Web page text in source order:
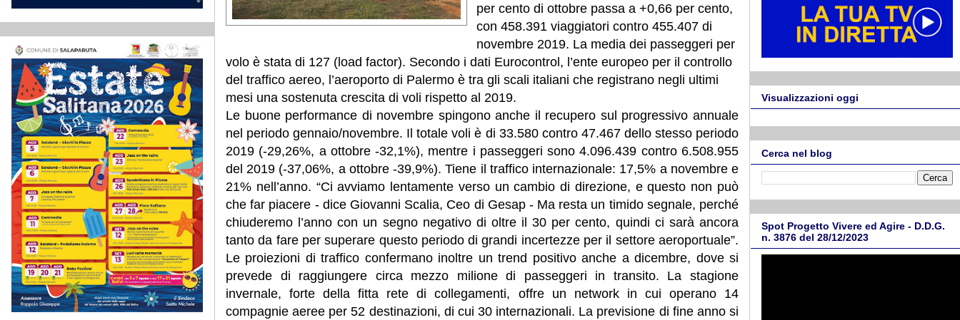
per cento di ottobre passa a +0,66 per cento,
con 458.391 viaggiatori contro 455.407 di
novembre 2019. La media dei passeggeri per
volo è stata di 127 (load factor). Secondo i dati Eurocontrol, l’ente europeo per il controllo
del traffico aereo, l’aeroporto di Palermo è tra gli scali italiani che registrano negli ultimi
mesi una sostenuta crescita di voli rispetto al 2019.
Le buone performance di novembre spingono anche il recupero sul progressivo annuale
nel periodo gennaio/novembre. Il totale voli è di 33.580 contro 47.467 dello stesso periodo
2019 (-29,26%, a ottobre -32,1%), mentre i passeggeri sono 4.096.439 contro 6.508.955
del 2019 (-37,06%, a ottobre -39,9%). Tiene il traffico internazionale: 17,5% a novembre e
21% nell’anno. “Ci avviamo lentamente verso un cambio di direzione, e questo non può
che far piacere - dice Giovanni Scalia, Ceo di Gesap - Ma resta un timido segnale, perché
chiuderemo l’anno con un segno negativo di oltre il 30 per cento, quindi ci sarà ancora
tanto da fare per superare questo periodo di grandi incertezze per il settore aeroportuale”.
Le proiezioni di traffico confermano inoltre un trend positivo anche a dicembre, dove si
prevede di raggiungere circa mezzo milione di passeggeri in transito. La stagione
invernale, forte della fitta rete di collegamenti, offre un network in cui operano 14
compagnie aeree per 52 destinazioni, di cui 30 internazionali. La previsione di fine anno si
Visualizzazioni oggi
Cerca nel blog
Spot Progetto Vivere ed Agire - D.D.G.
n. 3876 del 28/12/2023